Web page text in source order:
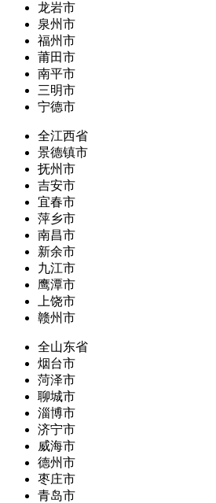
龙岩市
泉州市
福州市
莆田市
南平市
三明市
宁德市
全江西省
景德镇市
抚州市
吉安市
宜春市
萍乡市
南昌市
新余市
九江市
鹰潭市
上饶市
赣州市
全山东省
烟台市
菏泽市
聊城市
淄博市
济宁市
威海市
德州市
枣庄市
青岛市